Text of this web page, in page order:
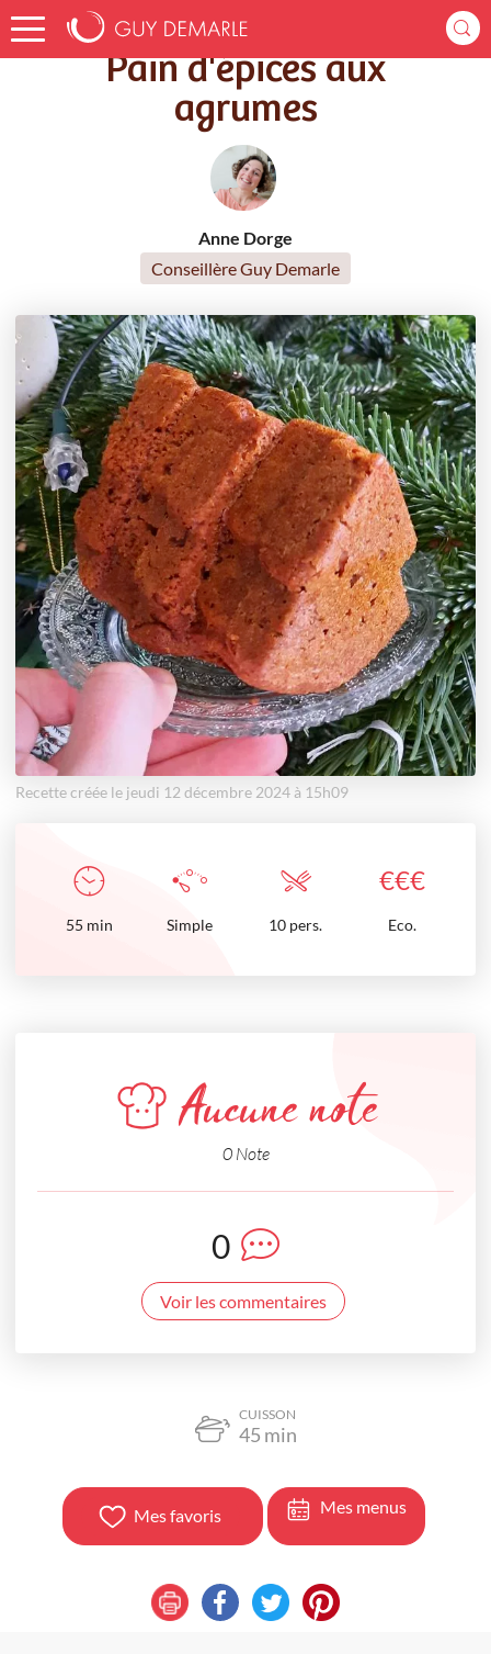
Accueil Recettes Pain d'épices aux agrumes
Pain d'épices aux
agrumes
Anne Dorge
Conseillère Guy Demarle
Recette créée le jeudi 12 décembre 2024 à 15h09
€€€
55 min Simple 10 pers. Eco.
Aucune note
0 Note
0
Voir les commentaires
CUISSON
45 min
Mes favoris Mes menus